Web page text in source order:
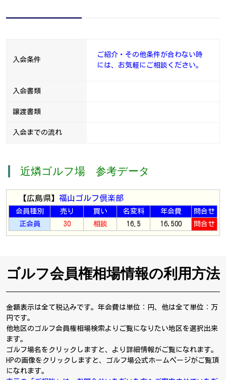
入会条件
ご紹介・その他条件が合わない時
には、お気軽にご相談ください。
入会書類
譲渡書類
入会までの流れ
近燐ゴルフ場 参考データ
【広島県】 福山ゴルフ倶楽部
会員種別 売り 買い 名変料 年会費
問合せ
正会員
30 相談 16.5 16,500 問合せ
ゴルフ会員権相場情報の利用方法
金額表示は全て税込みです。年会費は単位：円、他は全て単位：万
円です。
他地区のゴルフ会員権相場検索よりご覧になりたい地区を選択出来
ます。
ゴルフ場名をクリックしますと、より詳細情報がご覧になれます。
HPの画像をクリックしますと、ゴルフ場公式ホームページがご覧頂
になれます。